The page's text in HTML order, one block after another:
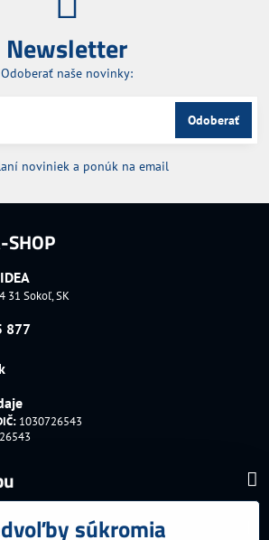
Newsletter
Odoberať naše novinky:
Odoberať
noviniek a ponúk na email
31 Sokoľ, SK
877
1030726543
kategórie
súkromia